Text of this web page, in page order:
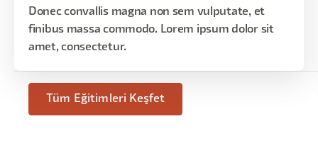
Donec convallis magna non sem vulputate, et
finibus massa commodo. Lorem ipsum dolor sit
amet, consectetur.
Tüm Eğitimleri Keşfet